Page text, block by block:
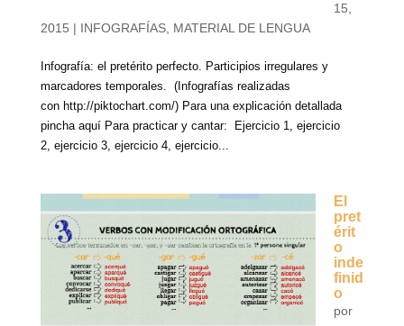
15,
2015 | INFOGRAFÍAS, MATERIAL DE LENGUA
Infografía: el pretérito perfecto. Participios irregulares y
marcadores temporales. (Infografías realizadas
con http://piktochart.com/) Para una explicación detallada
pincha aquí Para practicar y cantar: Ejercicio 1, ejercicio
2, ejercicio 3, ejercicio 4, ejercicio...
El
pret
érit
o
inde
finid
o
por